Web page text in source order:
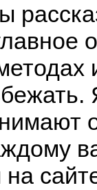
на